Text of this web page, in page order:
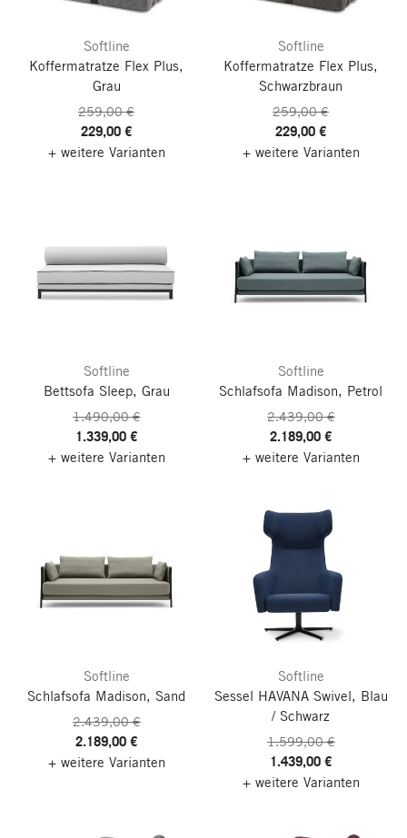
Softline
Koffermatratze Flex Plus,
Grau
259,00 €
229,00 €
+ weitere Varianten
Softline
Koffermatratze Flex Plus,
Schwarzbraun
259,00 €
229,00 €
+ weitere Varianten
Softline
Bettsofa Sleep, Grau
1.490,00 €
1.339,00 €
+ weitere Varianten
Softline
Schlafsofa Madison, Petrol
2.439,00 €
2.189,00 €
+ weitere Varianten
Softline
Schlafsofa Madison, Sand
2.439,00 €
2.189,00 €
+ weitere Varianten
Softline
Sessel HAVANA Swivel, Blau
/ Schwarz
1.599,00 €
1.439,00 €
+ weitere Varianten